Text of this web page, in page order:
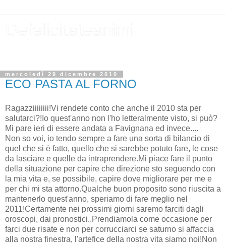
mercoledì 29 dicembre 2010
ECO PASTA AL FORNO
Ragazziiiiiiii!Vi rendete conto che anche il 2010 sta per
salutarci?!Io quest'anno non l'ho letteralmente visto, si può?
Mi pare ieri di essere andata a Favignana ed invece....
Non so voi, io tendo sempre a fare una sorta di bilancio di
quel che si è fatto, quello che si sarebbe potuto fare, le cose
da lasciare e quelle da intraprendere.Mi piace fare il punto
della situazione per capire che direzione sto seguendo con
la mia vita e, se possibile, capire dove migliorare per me e
per chi mi sta attorno.Qualche buon proposito sono riuscita a
mantenerlo quest'anno, speriamo di fare meglio nel
2011!Certamente nei prossimi giorni saremo farciti dagli
oroscopi, dai pronostici..Prendiamola come occasione per
farci due risate e non per corrucciarci se saturno si affaccia
alla nostra finestra, l'artefice della nostra vita siamo noi!Non